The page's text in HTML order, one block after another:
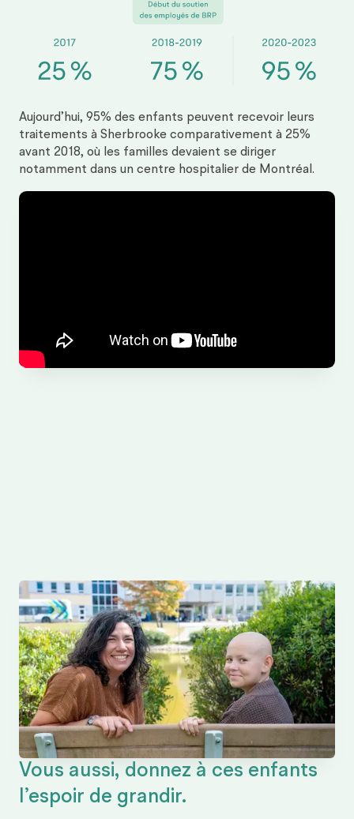
Aujourd’hui, 95% des enfants peuvent recevoir leurs
traitements à Sherbrooke comparativement à 25%
avant 2018, où les familles devaient se diriger
notamment dans un centre hospitalier de Montréal.
Vous aussi, donnez à ces enfants
l’espoir de grandir.